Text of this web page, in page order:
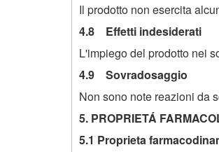
Il prodotto non esercita
4.8 Effetti indesiderati
L'impiego del prodotto nei
4.9 Sovradosaggio
Non sono note reazioni da
5. PROPRIETÁ
5.1 Proprieta